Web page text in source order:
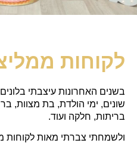
לקוחות
בשנים האחרונות עיצבתי
שונים, ימי הולדת, בת מצוות,
בריתות, חלקה ועוד.
ולשמחתי צברתי מאות לקוחות